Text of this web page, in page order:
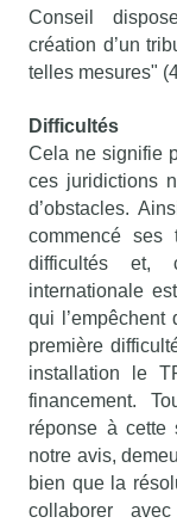
Conseil
création d’un
telles mesures"
Difficultés
Cela ne signifie
ces juridictions
d’obstacles.
commencé ses
difficultés et,
internationale
qui l’empêchent
première
installation le
financement.
réponse à cette
notre avis,
bien que la
collaborer